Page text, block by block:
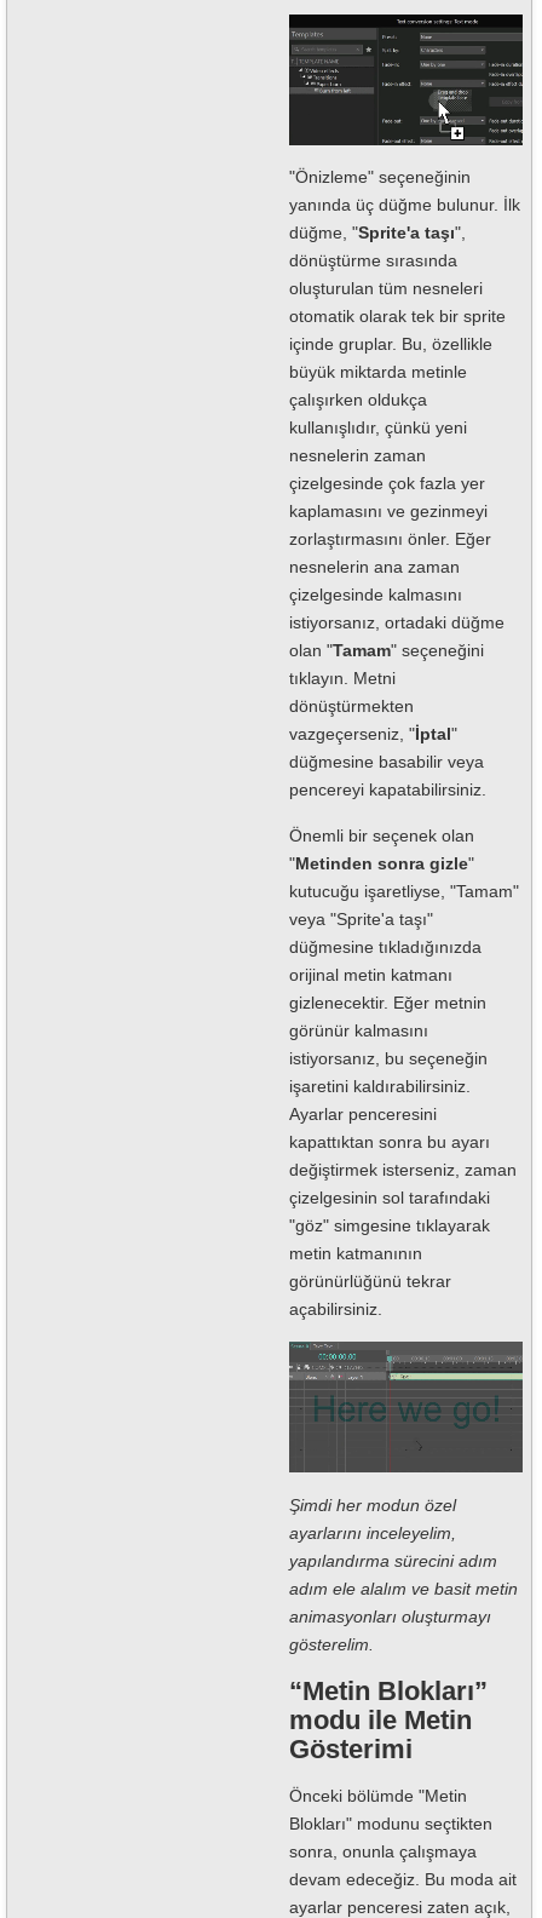
"Önizleme" seçeneğinin
yanında üç düğme bulunur. İlk
düğme, "Sprite'a taşı",
dönüştürme sırasında
oluşturulan tüm nesneleri
otomatik olarak tek bir sprite
içinde gruplar. Bu, özellikle
büyük miktarda metinle
çalışırken oldukça
kullanışlıdır, çünkü yeni
nesnelerin zaman
çizelgesinde çok fazla yer
kaplamasını ve gezinmeyi
zorlaştırmasını önler. Eğer
nesnelerin ana zaman
çizelgesinde kalmasını
istiyorsanız, ortadaki düğme
olan "Tamam" seçeneğini
tıklayın. Metni
dönüştürmekten
vazgeçerseniz, "İptal"
düğmesine basabilir veya
pencereyi kapatabilirsiniz.
Önemli bir seçenek olan
"Metinden sonra gizle"
kutucuğu işaretliyse, "Tamam"
veya "Sprite'a taşı"
düğmesine tıkladığınızda
orijinal metin katmanı
gizlenecektir. Eğer metnin
görünür kalmasını
istiyorsanız, bu seçeneğin
işaretini kaldırabilirsiniz.
Ayarlar penceresini
kapattıktan sonra bu ayarı
değiştirmek isterseniz, zaman
çizelgesinin sol tarafındaki
"göz" simgesine tıklayarak
metin katmanının
görünürlüğünü tekrar
açabilirsiniz.
Şimdi her modun özel
ayarlarını inceleyelim,
yapılandırma sürecini adım
adım ele alalım ve basit metin
animasyonları oluşturmayı
gösterelim.
“Metin Blokları”
modu ile Metin
Gösterimi
Önceki bölümde "Metin
Blokları" modunu seçtikten
sonra, onunla çalışmaya
devam edeceğiz. Bu moda ait
ayarlar penceresi zaten açık,